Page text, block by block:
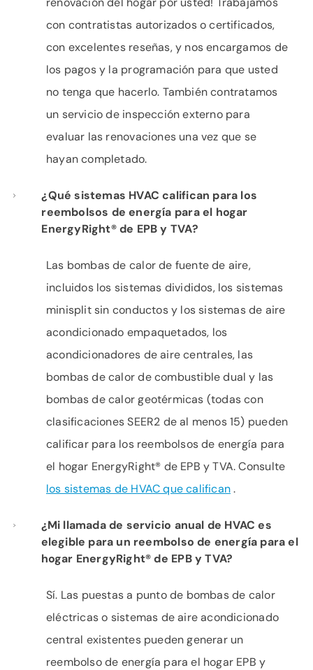
con contratistas autorizados o certificados,
con excelentes reseñas, y nos encargamos de
los pagos y la programación para que usted
no tenga que hacerlo. También contratamos
un servicio de inspección externo para
evaluar las renovaciones una vez que se
hayan completado.
¿Qué sistemas HVAC califican para los
reembolsos de energía para el hogar
EnergyRight® de EPB y TVA?
Las bombas de calor de fuente de aire,
incluidos los sistemas divididos, los sistemas
minisplit sin conductos y los sistemas de aire
acondicionado empaquetados, los
acondicionadores de aire centrales, las
bombas de calor de combustible dual y las
bombas de calor geotérmicas (todas con
clasificaciones SEER2 de al menos 15) pueden
calificar para los reembolsos de energía para
el hogar EnergyRight® de EPB y TVA. Consulte
los sistemas de HVAC que califican.
¿Mi llamada de servicio anual de HVAC es
elegible para un reembolso de energía para el
hogar EnergyRight® de EPB y TVA?
Sí. Las puestas a punto de bombas de calor
eléctricas o sistemas de aire acondicionado
central existentes pueden generar un
reembolso de energía para el hogar EPB y